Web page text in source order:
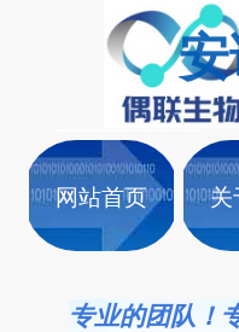
网站首页 关
专业的团队！